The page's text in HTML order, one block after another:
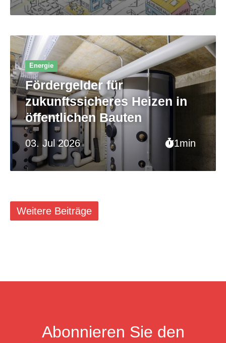
03. Jul 2026 1min
Energie
Fördergelder für
zukunftssicheres Heizen in
öffentlichen Bauten
Weitere Beiträge
Abonnieren Sie den